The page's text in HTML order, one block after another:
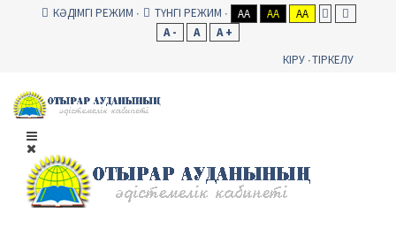
КӘДІМГІ РЕЖИМ ТҮНГІ РЕЖИМ AA AA
AA
A -
A
A +
КІРУ ТІРКЕЛУ